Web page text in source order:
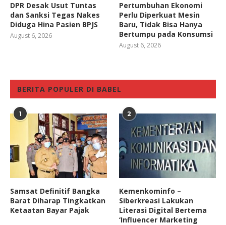
DPR Desak Usut Tuntas
dan Sanksi Tegas Nakes
Diduga Hina Pasien BPJS
August 6, 2026
Pertumbuhan Ekonomi
Perlu Diperkuat Mesin
Baru, Tidak Bisa Hanya
Bertumpu pada Konsumsi
August 6, 2026
BERITA POPULER DI BABEL
1
Samsat Definitif Bangka
Barat Diharap Tingkatkan
Ketaatan Bayar Pajak
2
Kemenkominfo –
Siberkreasi Lakukan
Literasi Digital Bertema
‘Influencer Marketing